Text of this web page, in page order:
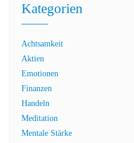
Kategorien
Achtsamkeit
Aktien
Emotionen
Finanzen
Handeln
Meditation
Mentale Stärke